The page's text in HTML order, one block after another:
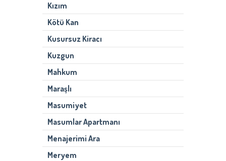
Kızım
Kötü Kan
Kusursuz Kiracı
Kuzgun
Mahkum
Maraşlı
Masumiyet
Masumlar Apartmanı
Menajerimi Ara
Meryem